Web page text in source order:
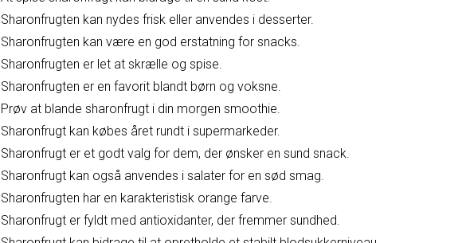
Sharonfrugten kan nydes frisk eller anvendes i desserter.
Sharonfrugten kan være en god erstatning for snacks.
Sharonfrugten er let at skrælle og spise.
Sharonfrugten er en favorit blandt børn og voksne.
Prøv at blande sharonfrugt i din morgen smoothie.
Sharonfrugt kan købes året rundt i supermarkeder.
Sharonfrugt er et godt valg for dem, der ønsker en sund snack.
Sharonfrugt kan også anvendes i salater for en sød smag.
Sharonfrugten har en karakteristisk orange farve.
Sharonfrugt er fyldt med antioxidanter, der fremmer sundhed.